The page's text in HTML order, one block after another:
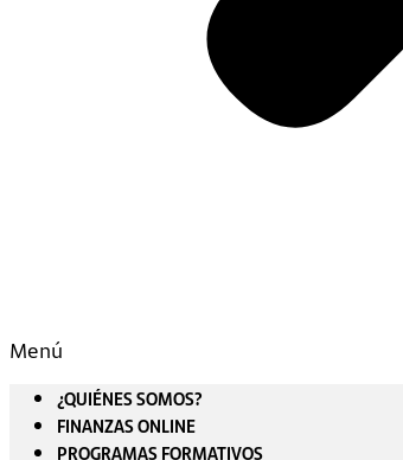
Menú
¿QUIÉNES SOMOS?
FINANZAS ONLINE
PROGRAMAS FORMATIVOS